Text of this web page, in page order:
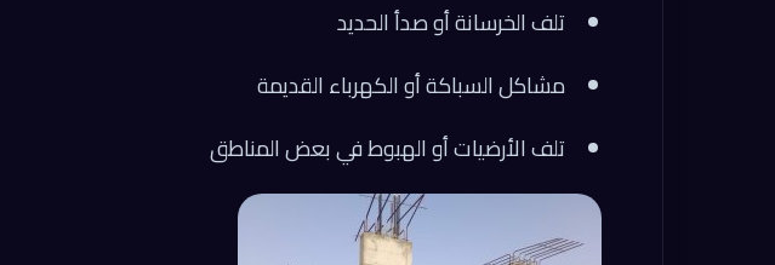
تلف الخرسانة أو صدأ الحديد
مشاكل السباكة أو الكهرباء القديمة
تلف الأرضيات أو الهبوط في بعض المناطق